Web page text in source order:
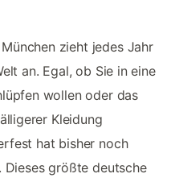
zieht jedes Jahr
an. Egal, ob Sie in eine
wollen oder das
Kleidung
hat bisher noch
Dieses größte deutsche